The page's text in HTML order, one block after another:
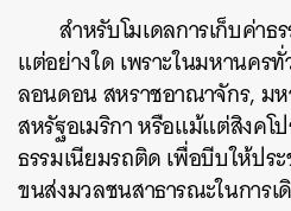
สำหรับโมเดลการเก็บค่าธ
แต่อย่างใด เพราะในมหานครทั่
ลอนดอน สหราชอาณาจักร, ม
สหรัฐอเมริกา หรือแม้แต่สิงคโ
ธรรมเนียมรถติด เพื่อบีบให้ปร
ขนส่งมวลชนสาธารณะในการเ